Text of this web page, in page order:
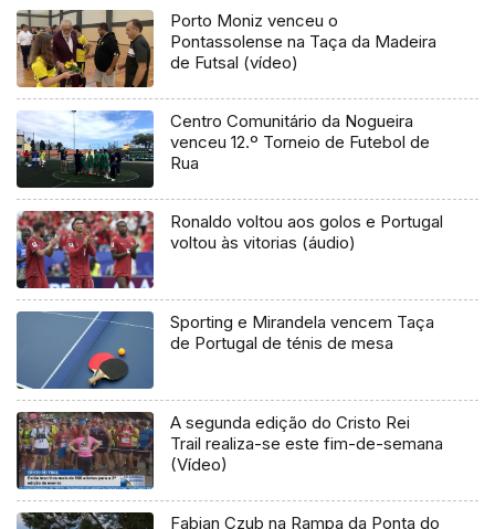
Porto Moniz venceu o
Pontassolense na Taça da Madeira
de Futsal (vídeo)
Centro Comunitário da Nogueira
venceu 12.º Torneio de Futebol de
Rua
Ronaldo voltou aos golos e Portugal
voltou às vitorias (áudio)
Sporting e Mirandela vencem Taça
de Portugal de ténis de mesa
A segunda edição do Cristo Rei
Trail realiza-se este fim-de-semana
(Vídeo)
Fabian Czub na Rampa da Ponta do